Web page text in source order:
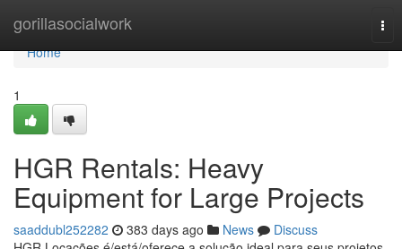
gorillasocialwork
Home
Home
1
HGR Rentals: Heavy
Equipment for Large Projects
saaddubl252282 383 days ago News
Discuss